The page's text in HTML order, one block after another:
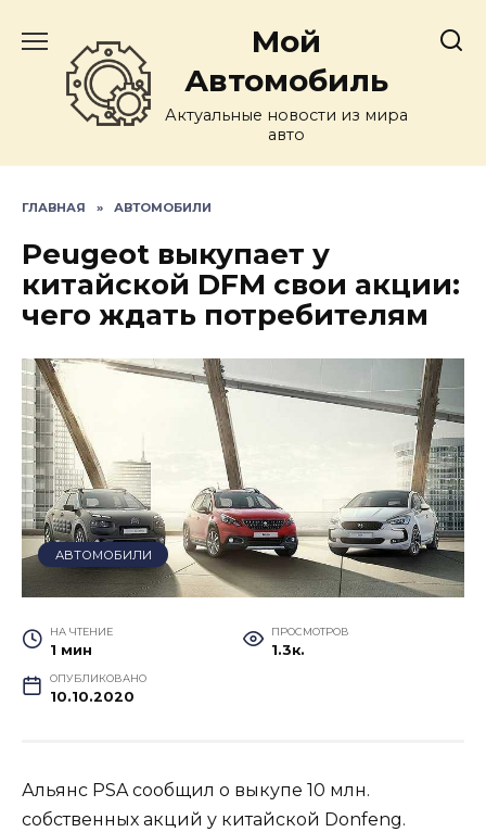
содержанию
Мой
Автомобиль
Актуальные новости из мира
авто
ГЛАВНАЯ » АВТОМОБИЛИ
Peugeot выкупает у
китайской DFM свои акции:
чего ждать потребителям
АВТОМОБИЛИ
НА ЧТЕНИЕ
1 мин
ПРОСМОТРОВ
1.3к.
ОПУБЛИКОВАНО
10.10.2020
Альянс PSA сообщил о выкупе 10 млн.
собственных акций у китайской Donfeng.